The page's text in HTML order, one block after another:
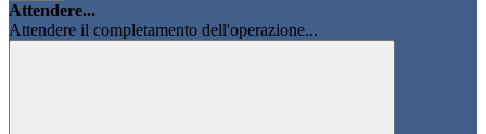
Attendere...
Attendere il completamento dell'operazione...